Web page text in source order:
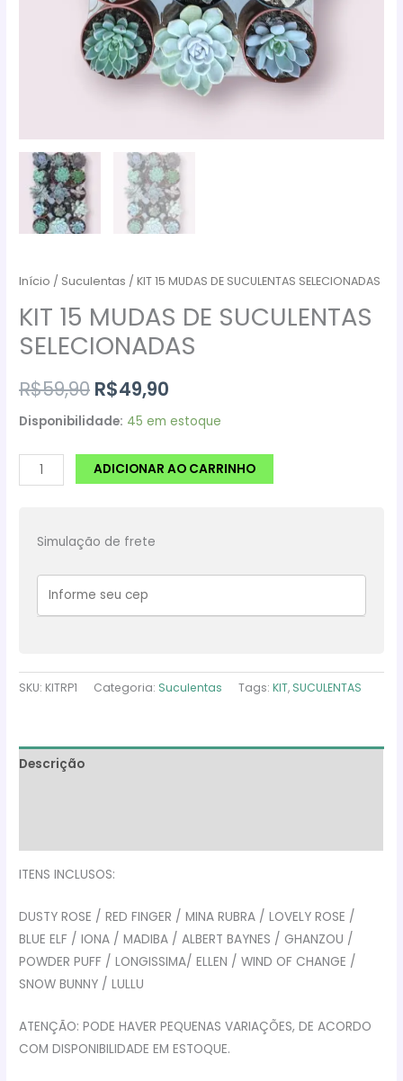
Início / Suculentas / KIT 15 MUDAS DE SUCULENTAS SELECIONADAS
KIT 15 MUDAS DE SUCULENTAS
SELECIONADAS
R$59,90 O
preço
original
era:
R$49,90
preço
atual
é:
Disponibilidade: 45 em estoque
15
SUCULENTAS
SELECIONADAS
quantidade
ADICIONAR AO CARRINHO
Simulação de frete
SKU: KITRP1 Categoria: Suculentas Tags:KIT, SUCULENTAS
Descrição
ITENS INCLUSOS:
DUSTY ROSE / RED FINGER / MINA RUBRA / LOVELY ROSE /
BLUE ELF / IONA / MADIBA / ALBERT BAYNES / GHANZOU /
POWDER PUFF / LONGISSIMA/ ELLEN / WIND OF CHANGE /
SNOW BUNNY / LULLU
ATENÇÃO: PODE HAVER PEQUENAS VARIAÇÕES, DE ACORDO
COM DISPONIBILIDADE EM ESTOQUE.